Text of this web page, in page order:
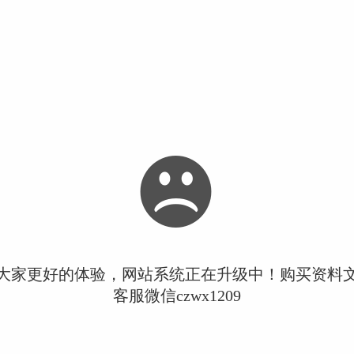
家更好的体验，网站系统正在升级中！购买资料
客服微信czwx1209